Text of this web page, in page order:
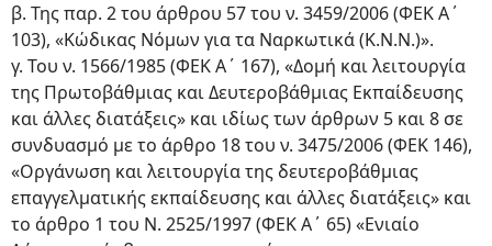
β. Της παρ. 2 του άρθρου 57 του ν. 3459/2006 (ΦΕΚ Α΄
103), «Κώδικας Νόμων για τα Ναρκωτικά (Κ.Ν.Ν.)».
γ. Του ν. 1566/1985 (ΦΕΚ Α΄ 167), «Δομή και λειτουργία
της Πρωτοβάθμιας και Δευτεροβάθμιας Εκπαίδευσης
και άλλες διατάξεις» και ιδίως των άρθρων 5 και 8 σε
συνδυασμό με το άρθρο 18 του ν. 3475/2006 (ΦΕΚ 146),
«Οργάνωση και λειτουργία της δευτεροβάθμιας
επαγγελματικής εκπαίδευσης και άλλες διατάξεις» και
το άρθρο 1 του Ν. 2525/1997 (ΦΕΚ Α΄ 65) «Ενιαίο